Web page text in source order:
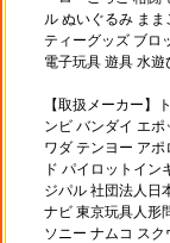
ル ぬいぐるみ ま
ティーグッズ ブロ
電子玩具 遊具 水遊
【取扱メーカー】
ンビ バンダイ エ
ワダ テンヨー ア
ド パイロットイン
ジパル 社団法人日
ナビ 東京玩具人形
ソニー ナムコ ス